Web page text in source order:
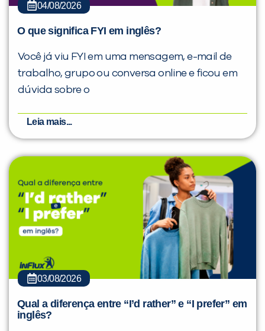
04/08/2026
O que significa FYI em inglês?
Você já viu FYI em uma mensagem, e-mail de
trabalho, grupo ou conversa online e ficou em
dúvida sobre o
Leia mais...
03/08/2026
Qual a diferença entre “I’d rather” e “I prefer” em
inglês?